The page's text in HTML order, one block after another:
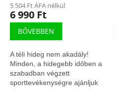
5 504 Ft ÁFA nélkül
6 990 Ft
BŐVEBBEN
A téli hideg nem akadály!
Minden, a hidegebb időben a
szabadban végzett
sporttevékenységre ajánljuk